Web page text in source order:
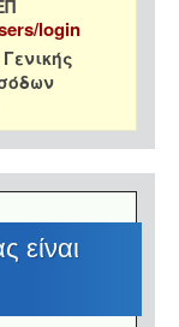
login
είναι